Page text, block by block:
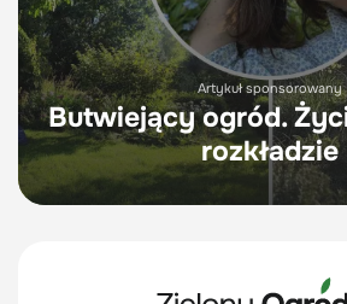
Artykuł sponsorowany
Butwiejący ogród.
rozkładzie